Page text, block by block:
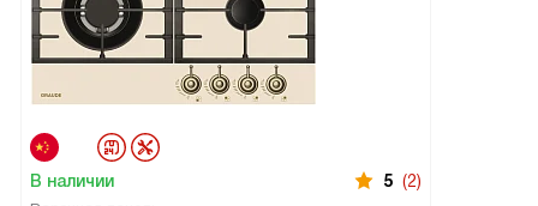
В наличии 5 (2)